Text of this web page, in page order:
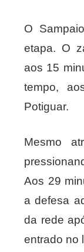
O
etapa. O
aos 15
tempo,
Potiguar.
Mesmo
Aos 29
a defesa
da rede
entrado no